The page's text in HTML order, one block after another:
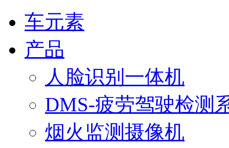
车元素
产品
人脸识别一体机
DMS-疲劳驾驶检测
烟火监测摄像机